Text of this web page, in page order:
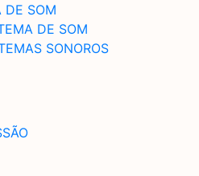
DE SOM
DE SOM
SONOROS